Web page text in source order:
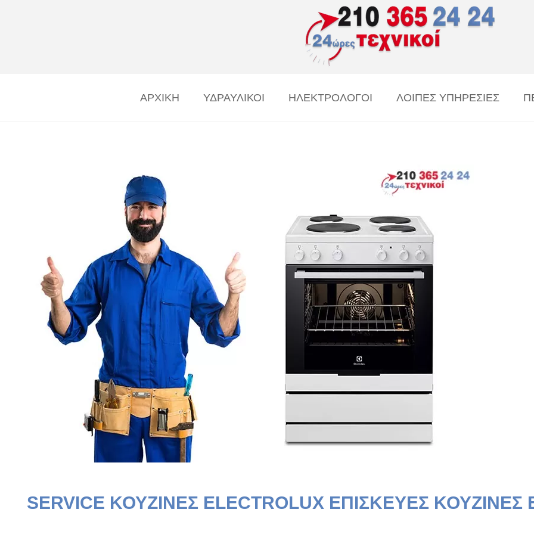
ΑΡΧΙΚΗ ΥΔΡΑΥΛΙΚΟΙ ΗΛΕΚΤΡΟΛΟΓΟΙ ΛΟΙΠΕΣ ΥΠΗΡΕΣΙΕΣ
SERVICE ΚΟΥΖΙΝΕΣ ELECTROLUX ΕΠΙΣΚΕΥΕΣ ΚΟΥΖΙΝΕΣ